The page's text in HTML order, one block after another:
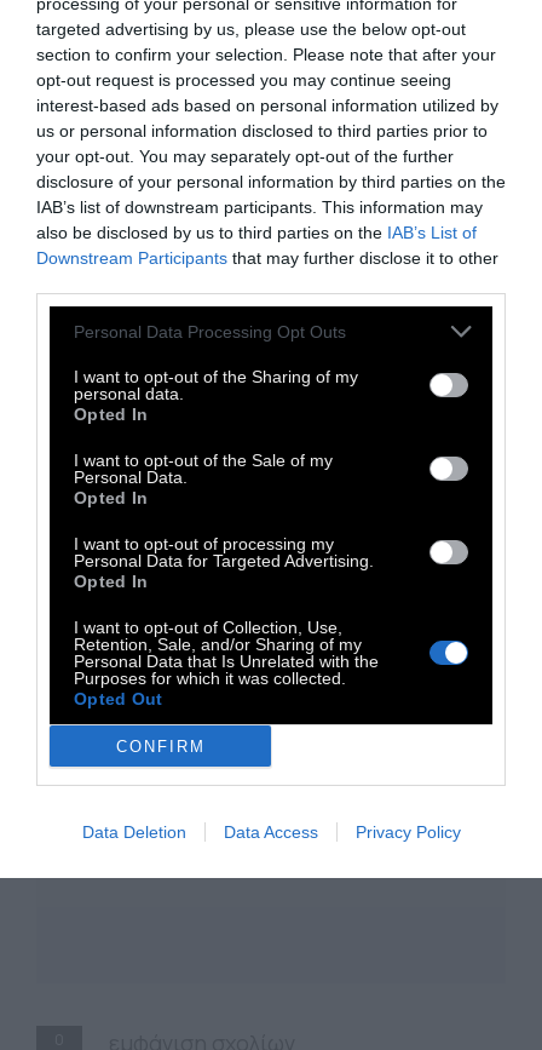
targeted advertising by us, please use the below opt-out
section to confirm your selection. Please note that after your
opt-out request is processed you may continue seeing
interest-based ads based on personal information utilized by
us or personal information disclosed to third parties prior to
your opt-out. You may separately opt-out of the further
disclosure of your personal information by third parties on the
IAB’s list of downstream participants. This information may
also be disclosed by us to third parties on the IAB’s List of
Downstream Participants that may further disclose it to other
Personal Data Processing Opt Outs
I want to opt-out of the Sharing of my
personal data.
Opted In
I want to opt-out of the Sale of my
Personal Data.
Opted In
I want to opt-out of processing my
Personal Data for Targeted Advertising.
Opted In
I want to opt-out of Collection, Use,
Retention, Sale, and/or Sharing of my
Personal Data that Is Unrelated with the
Purposes for which it was collected.
Opted Out
CONFIRM
Data Deletion Data Access Privacy Policy
O Andy Es είναι Dj και παραγωγός από την
Πάτρα. Τα τελευταία 5 χρόνια οργανώνει το
"Sunday Sessions" στο γνωστό Pas Mal στην
παραλία της πόλης με καλεσμένους τους πιο
γνωστούς εκπροσώπους του Dj Culture της
Ελλάδας. Το καινούργιο του single με afrobeat
ήχο κυκλοφορεί από την εταιρεία Bali Praia.
Μπορείτε να τον βρείτε στοSoundcloud και
στο Facebook.
TAGS:
Electronica